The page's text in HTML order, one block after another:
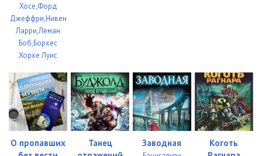
Хосе,Форд
Джеффри,Нивен
Ларри,Леман
Боб,Борхес
Хорхе Луис
О пропавших
Танец
Заводная
Коготь